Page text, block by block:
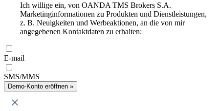
Ich willige ein, von OANDA TMS Brokers S.A.
Marketinginformationen zu Produkten und Dienstleistungen,
z. B. Neuigkeiten und Werbeaktionen, an die von mir
angegebenen Kontaktdaten zu erhalten:
E-mail
SMS/MMS
Demo-Konto eröffnen »